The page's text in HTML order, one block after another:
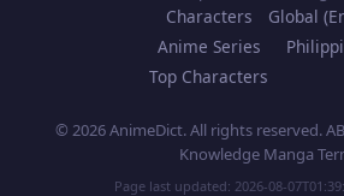
Characters
Anime Series
Top Characters
Global
© 2026 AnimeDict. All rights reserved.
Knowledge Manga
Page last updated: 2026-08-